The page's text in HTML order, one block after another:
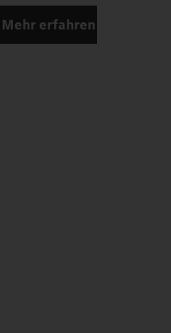
Mehr erfahren